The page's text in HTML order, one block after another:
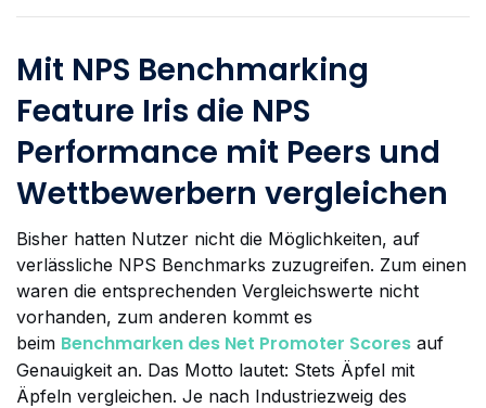
Mit NPS Benchmarking
Feature Iris die NPS
Performance mit Peers und
Wettbewerbern vergleichen
Bisher hatten Nutzer nicht die Möglichkeiten, auf
verlässliche NPS Benchmarks zuzugreifen. Zum einen
waren die entsprechenden Vergleichswerte nicht
vorhanden, zum anderen kommt es
beim Benchmarken des Net Promoter Scores auf
Genauigkeit an. Das Motto lautet: Stets Äpfel mit
Äpfeln vergleichen. Je nach Industriezweig des